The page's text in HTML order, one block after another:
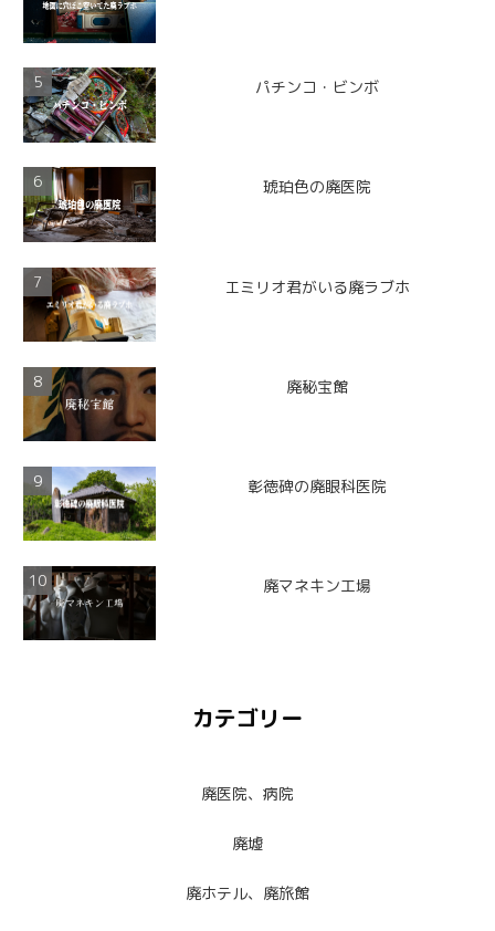
パチンコ・ビンボ
琥珀色の廃医院
エミリオ君がいる廃ラブホ
廃秘宝館
彰徳碑の廃眼科医院
廃マネキン工場
カテゴリー
廃医院、病院
廃墟
廃ホテル、廃旅館